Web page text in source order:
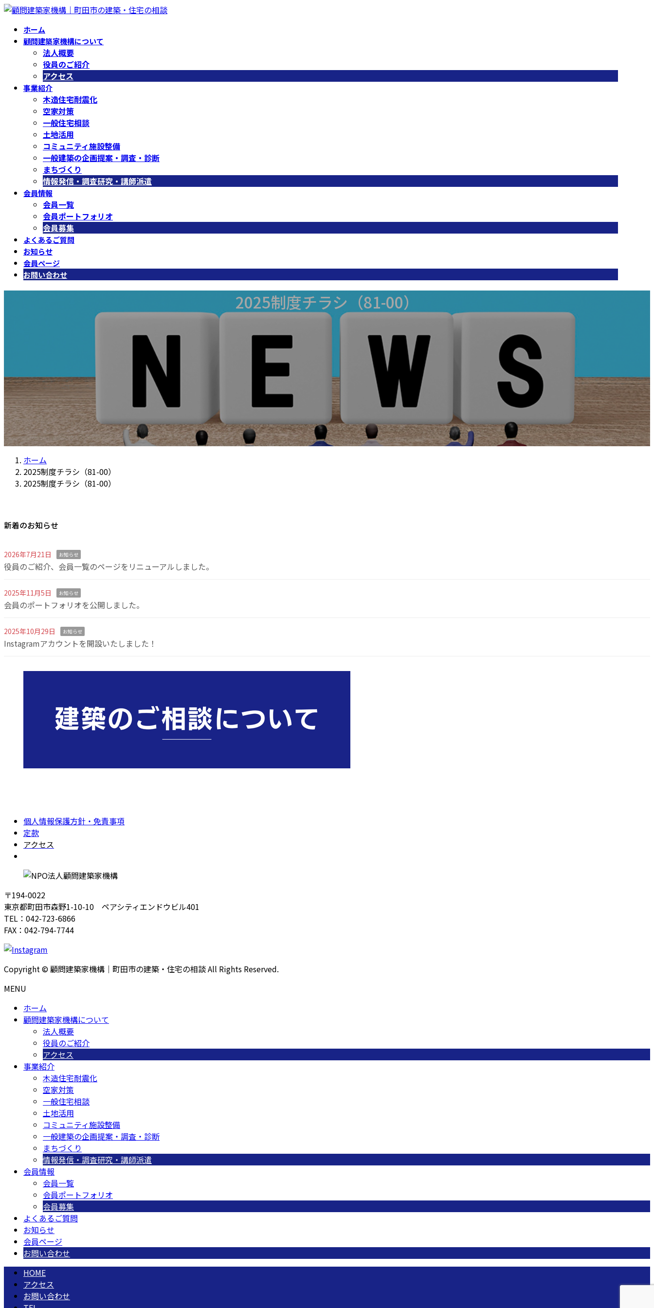
コ
ナ
ホーム
顧問建築家機構について
法人概要
役員のご紹介
アクセス
事業紹介
木造住宅耐震化
空家対策
一般住宅相談
土地活用
コミュニティ施設整備
一般建築の企画提案・調査・診断
まちづくり
情報発信・調査研究・講師派遣
会員情報
会員一覧
会員ポートフォリオ
会員募集
よくあるご質問
お知らせ
会員ページ
お問い合わせ
2025制度チラシ（81-00）
ホーム
2025制度チラシ（81-00）
2025制度チラシ（81-00）
新着のお知らせ
2026年7月21日 お知らせ
役員のご紹介、会員一覧のページをリニューアルしました。
2025年11月5日 お知らせ
会員のポートフォリオを公開しました。
2025年10月29日 お知らせ
Instagramアカウントを開設いたしました！
個人情報保護方針・免責事項
定款
アクセス
〒194-0022
東京都町田市森野1-10-10 ペアシティエンドウビル401
TEL：042-723-6866
FAX：042-794-7744
Copyright © 顧問建築家機構｜町田市の建築・住宅の相談 All Rights Reserved.
MENU
ホーム
顧問建築家機構について
法人概要
役員のご紹介
アクセス
事業紹介
木造住宅耐震化
空家対策
一般住宅相談
土地活用
コミュニティ施設整備
一般建築の企画提案・調査・診断
まちづくり
情報発信・調査研究・講師派遣
会員情報
会員一覧
会員ポートフォリオ
会員募集
よくあるご質問
お知らせ
会員ページ
お問い合わせ
HOME
アクセス
お問い合わせ